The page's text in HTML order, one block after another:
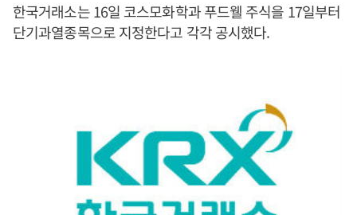
한국거래소는 16일 코스모화학과 푸드웰 주식을 17일부터
단기과열종목으로 지정한다고 각각 공시했다.